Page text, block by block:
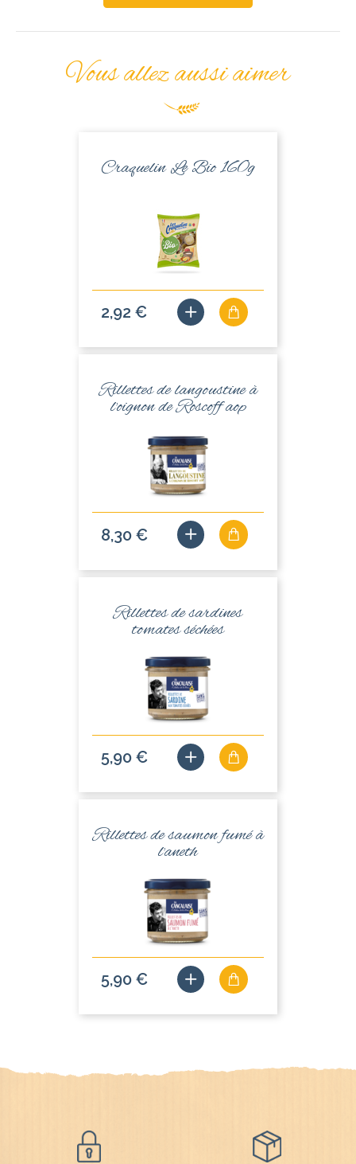
Vous allez aussi aimer
Craquelin Le Bio 160g
2,92 €
Rillettes de langoustine à
l'oignon de Roscoff aop
8,30 €
Rillettes de sardines
tomates séchées
5,90 €
Rillettes de saumon fumé à
l'aneth
5,90 €